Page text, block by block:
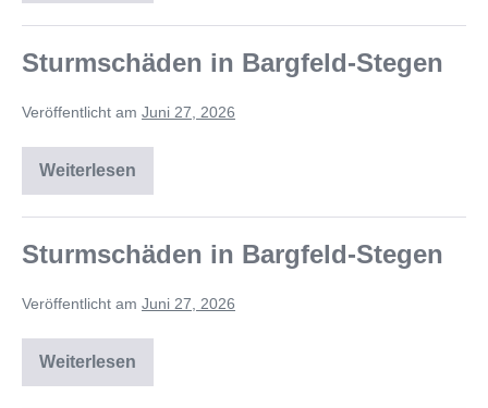
Sturmschäden in Bargfeld-Stegen
Veröffentlicht am Juni 27, 2026
Weiterlesen
Sturmschäden in Bargfeld-Stegen
Veröffentlicht am Juni 27, 2026
Weiterlesen